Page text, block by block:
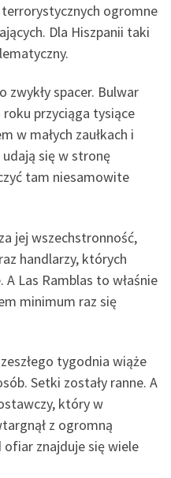
ogromne
Dla Hiszpanii taki
zwykły spacer. Bulwar
roku przyciąga tysiące
w małych zaułkach i
się w stronę
tam niesamowite
jej wszechstronność,
handlarzy, których
Las Ramblas to właśnie
minimum raz się
tygodnia wiąże
Setki zostały ranne. A
który w
z ogromną
ofiar znajduje się wiele